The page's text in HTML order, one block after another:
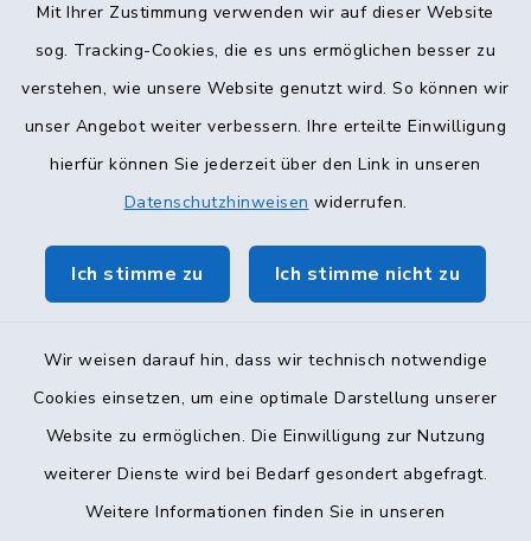
Mit Ihrer Zustimmung verwenden wir auf dieser Website
sog. Tracking-Cookies, die es uns ermöglichen besser zu
verstehen, wie unsere Website genutzt wird. So können wir
unser Angebot weiter verbessern. Ihre erteilte Einwilligung
hierfür können Sie jederzeit über den Link in unseren
Datenschutzhinweisen widerrufen.
Ich stimme zu Ich stimme nicht zu
Wir weisen darauf hin, dass wir technisch notwendige
Cookies einsetzen, um eine optimale Darstellung unserer
Website zu ermöglichen. Die Einwilligung zur Nutzung
weiterer Dienste wird bei Bedarf gesondert abgefragt.
Weitere Informationen finden Sie in unseren
Terminvergabe
Barrierefreiheit